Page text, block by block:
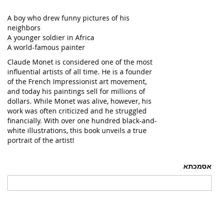
אסמכתא
A boy who drew funny pictures of his
neighbors
A younger soldier in Africa
A world-famous painter
Claude Monet is considered one of the most
influential artists of all time. He is a founder
of the French Impressionist art movement,
and today his paintings sell for millions of
dollars. While Monet was alive, however, his
work was often criticized and he struggled
financially. With over one hundred black-and-
white illustrations, this book unveils a true
portrait of the artist!